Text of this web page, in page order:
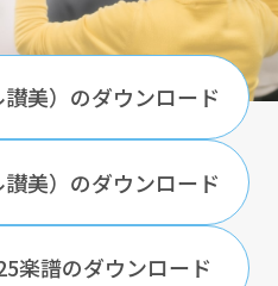
美）のダウンロード
美）のダウンロード
楽譜のダウンロード